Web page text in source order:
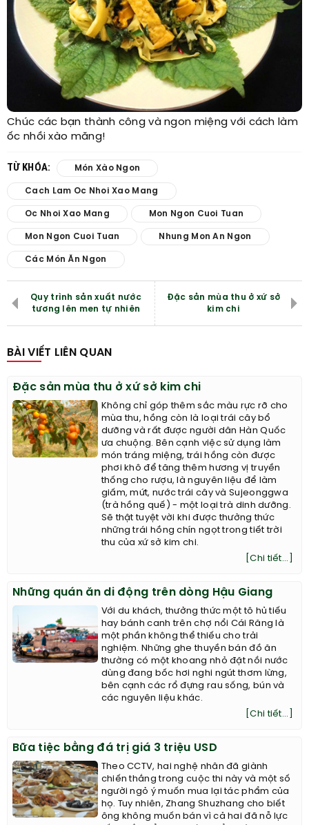
Chúc các bạn thành công và ngon miệng với cách làm
ốc nhồi xào măng!
TỪ KHÓA: Món Xào Ngon
Cach Lam Oc Nhoi Xao Mang
Oc Nhoi Xao Mang Mon Ngon Cuoi Tuan
Mon Ngon Cuoi Tuan Nhung Mon An Ngon
Các Món Ăn Ngon
Quy trình sản xuất nước
tương lên men tự nhiên
Đặc sản mùa thu ở xứ sở
kim chi
BÀI VIẾT LIÊN QUAN
Đặc sản mùa thu ở xứ sở kim chi
Không chỉ góp thêm sắc màu rực rỡ cho
mùa thu, hồng còn là loại trái cây bổ
dưỡng và rất được người dân Hàn Quốc
ưa chuộng. Bên cạnh việc sử dụng làm
món tráng miệng, trái hồng còn được
phơi khô để tăng thêm hương vị truyền
thống cho rượu, là nguyên liệu để làm
giấm, mứt, nước trái cây và Sujeonggwa
(trà hồng quế) - một loại trà dinh dưỡng.
Sẽ thật tuyệt vời khi được thưởng thức
những trái hồng chín ngọt trong tiết trời
thu của xứ sở kim chi.
[Chi tiết...]
Những quán ăn di động trên dòng Hậu Giang
Với du khách, thưởng thức một tô hủ tiếu
hay bánh canh trên chợ nổi Cái Răng là
một phần không thể thiếu cho trải
nghiệm. Những ghe thuyền bán đồ ăn
thường có một khoang nhỏ đặt nồi nước
dùng đang bốc hơi nghi ngút thơm lừng,
bên cạnh các rổ đựng rau sống, bún và
các nguyên liệu khác.
[Chi tiết...]
Bữa tiệc bằng đá trị giá 3 triệu USD
Theo CCTV, hai nghệ nhân đã giành
chiến thắng trong cuộc thi này và một số
người ngỏ ý muốn mua lại tác phẩm của
họ. Tuy nhiên, Zhang Shuzhang cho biết
ông không muốn bán vì cả hai đã nỗ lực